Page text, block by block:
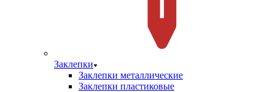
Заклепки
Заклепки металлические
Заклепки пластиковые